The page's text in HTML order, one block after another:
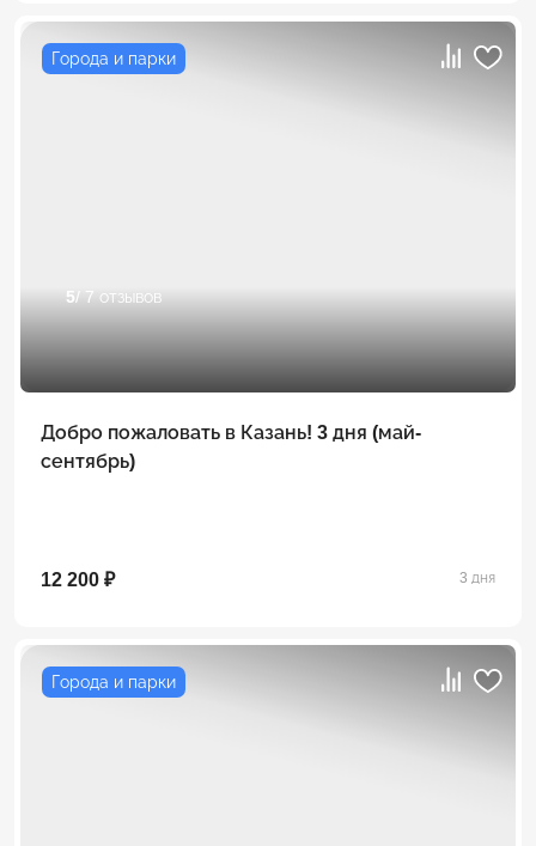
Города и парки
5/ 7 отзывов
Добро пожаловать в Казань! 3 дня (май-
сентябрь)
12 200 ₽ 3 дня
Города и парки